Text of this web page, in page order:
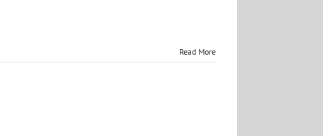
Read More